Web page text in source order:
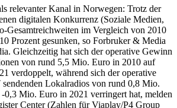
relevanter Kanal in Norwegen: Trotz der
digitalen Konkurrenz (Soziale Medien,
Gesamtreichweiten im Vergleich von 2010
Prozent gesunken, so Forbruker & Media
Gleichzeitig hat sich der operative Gewinn
von rund 5,5 Mio. Euro in 2010 auf
verdoppelt, während sich der operative
Lokalradios von rund 0,8 Mio.
0,3 Mio. Euro in 2021 verringert hat, melden
Center (Zahlen für Viaplay/P4 Group